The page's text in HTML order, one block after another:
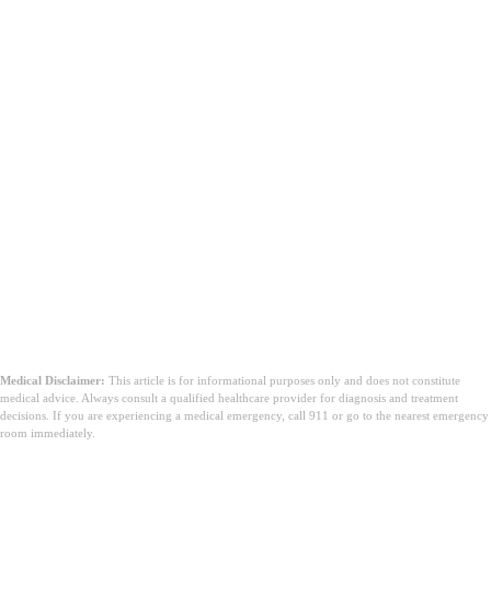
Medical Disclaimer: This article is for informational purposes only and does not constitute
medical advice. Always consult a qualified healthcare provider for diagnosis and treatment
decisions. If you are experiencing a medical emergency, call 911 or go to the nearest emergency
room immediately.